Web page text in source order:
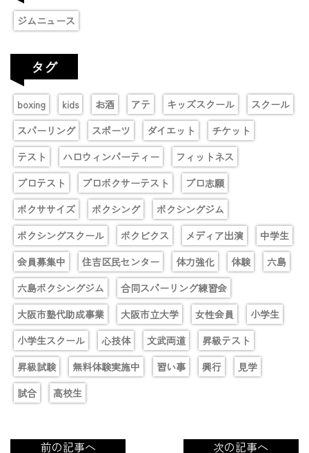
ジムニュース
タグ
boxing kids お酒 アテ キッズスクール
スクール
スパーリング
スポーツ ダイエット
チケット
テスト
ハロウィンパーティー
フィットネス
プロテスト
プロボクサーテスト
プロ志願
ボクササイズ
ボクシング
ボクシングジム
ボクシングスクール
ボクビクス メディア出演
中学生
会員募集中
住吉区民センター 体力強化 体験
六島
六島ボクシングジム
合同スパーリング練習会
大阪市塾代助成事業
大阪市立大学 女性会員
小学生
小学生スクール
心技体 文武両道
昇級テスト
昇級試験
無料体験実施中 習い事 興行
見学
試合
高校生
前の記事へ 次の記事へ